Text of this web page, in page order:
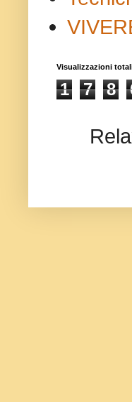
Visualizzazioni
1 7 8